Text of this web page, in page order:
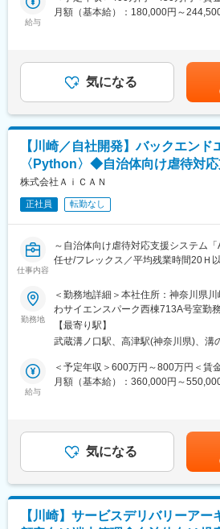
◎福祉のスペシャリストだけではなく
以下いずれかご自宅から通勤できる
す。
ご入社後、事業所間の異動や部門を
ます。
■勤務地
以下事業所のいずれかにて、選考を通
●atGPジョブトレ秋葉原
●atGPジョブトレお茶の水
●atGPジョブトレIT・Web 渋谷
●atGPジョブトレIT・Web 秋葉原
※ご希望があれば神奈川・埼玉・千葉
変更の範囲：会社の定める業務
また、在宅分野での看護師業務ですが
んの生活やご家族の様子をダイレク
取り組むことができます。
※夜勤なし
※オンコール有（週1～2回）電話対応
いません。
オンコール対応は業務に慣れてからお
さい。回数、頻度についても習熟度や
に割り振り致します。日中の診療や体
人当たりのオンコール回数を減らす
●訪問範囲：クリニックより16km圏内
●1日の訪問件数：7～10件程度
※主な訪問先は患者様のご自宅や入居
計2～3時間前後の内勤業務があります
●診療介助、バイタルサイン測定、点
方法の指導等
●地域の多職種との連携業務
す。
訪問看護師やケアマネジャー、薬剤
■教育体制：
入職から1か月程度は先輩社員に同行
方について学びます。次の1～2か月
ーを受けながら、自ら実務に取り組
か月目には単独で診療同行をし始め
給与
月額（基本給）：180,000円～
別途オンコールを対応の際には5,000
入社時の給与は適性により判断いた
昇給もございます。賃金はあくまでも
通じて上下する可能性があります。
表記です。
気になる
【川崎／自社開発】バックエンド
〈Python〉◆自治体向け虐待対応
株式会社ＡｉＣＡＮ
正社員 転勤なし
仕事内容
～自治体向け虐待対応支援システム
任せ/フレックス／平均残業時間20Ｈ
■私たちが解決したい課題：
「すべての子どもたちが安全な世界
私たちは、自治体の児童福祉現場を支
「AiCAN」を展開しています。 虐待
支援する自治体職員（ユーザー）に寄
で日本が抱える深刻な社会課題の解
ミッションです。
モダン（Python/Django）への全面リ
ス化の設計・開発を一気通貫でお任
・Python/Djangoを用いた新アーキテ
築
・現行システム（PHP/FuelPHP）の
勤務地
＜勤務地詳細＞本社住所：神奈川県
わサイエンスパーク西棟713A号室勤
溝ノ口駅受動喫煙対策：屋内全面禁
事業所
【最寄り駅】
武蔵溝ノ口駅、高津駅(神奈川県)、溝
給与
＜予定年収＞600万円～800万円＜賃
月額（基本給）：360,000円～
賃金はあくまでも目安の金額であり
がございます。賃金はあくまでも目
て上下する可能性があります。月給(
です。
気になる
【川崎】サービスデリバリーア